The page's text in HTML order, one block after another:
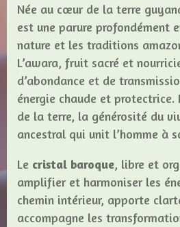
Née au cœur de la terre
est une parure profondément
nature et les traditions
L’awara, fruit sacré et
d’abondance et de
énergie chaude et
de la terre, la générosité du
ancestral qui unit l’homme à
Le cristal baroque, libre et
amplifier et harmoniser les
chemin intérieur, apporte
accompagne les